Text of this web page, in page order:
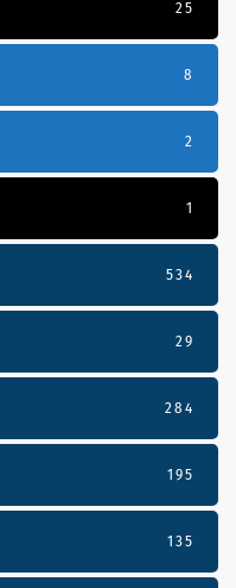
25
8
2
1
534
29
284
195
135